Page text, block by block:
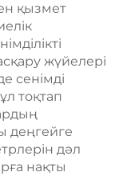
қызмет
жүйелері
сенімді
тоқтап
деңгейге
дәл
нақты